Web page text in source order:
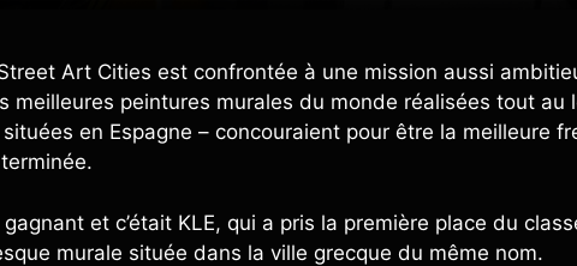
Art Cities est confrontée à une mission aussi
meilleures peintures murales du monde réalisées tout au
en Espagne – concouraient pour être la meilleure
et c’était KLE, qui a pris la première place du
murale située dans la ville grecque du même nom.